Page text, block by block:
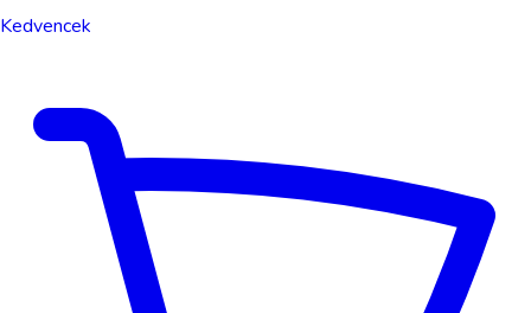
Kedvencek